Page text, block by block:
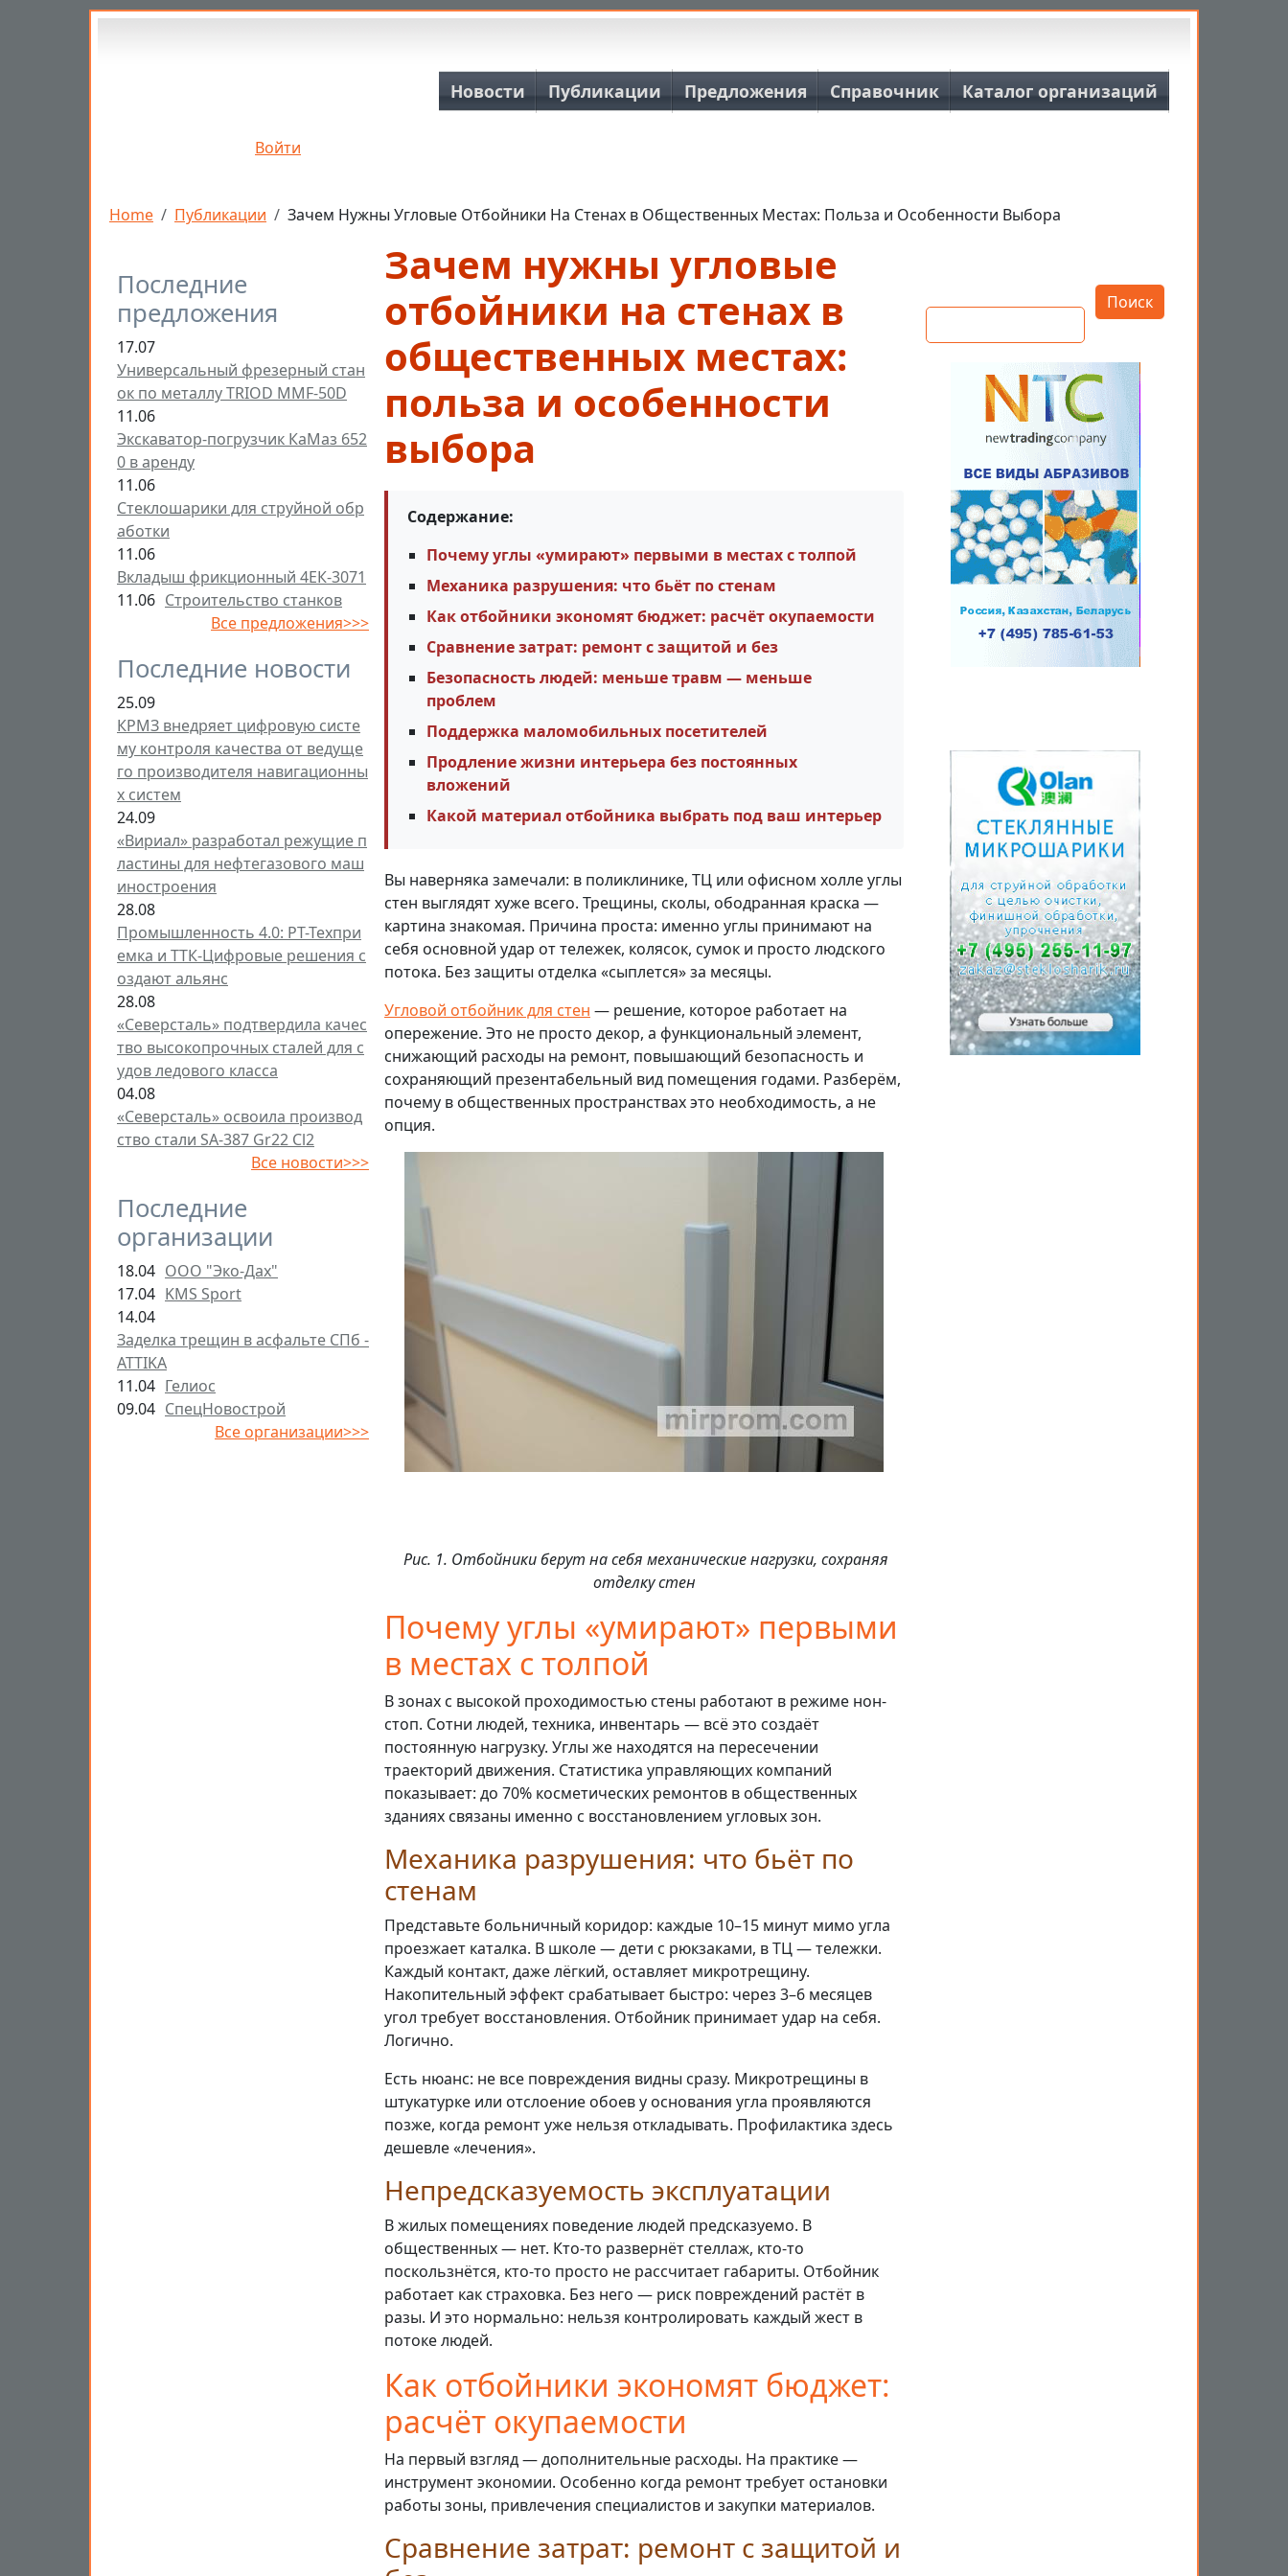
Перейти к основному содержанию
Войти
Основная навигация
Новости Публикации Предложения Справочник Каталог организаций
Строка навигации
Home Публикации Зачем Нужны Угловые Отбойники На Стенах в Общественных Местах: Польза и Особенности Выбора
Последние
предложения
17.07
Универсальный фрезерный стан
ок по металлу TRIOD MMF-50D
11.06
Экскаватор-погрузчик КаМаз 652
0 в аренду
11.06
Стеклошарики для струйной обр
аботки
11.06
Вкладыш фрикционный 4ЕК-3071
11.06 Строительство станков
Все предложения>>>
Последние новости
25.09
КРМЗ внедряет цифровую систе
му контроля качества от ведуще
го производителя навигационны
х систем
24.09
«Вириал» разработал режущие п
ластины для нефтегазового маш
иностроения
28.08
Промышленность 4.0: РТ-Техпри
емка и ТТК-Цифровые решения с
оздают альянс
28.08
«Северсталь» подтвердила качес
тво высокопрочных сталей для с
удов ледового класса
04.08
«Северсталь» освоила производ
ство стали SA-387 Gr22 Cl2
Все новости>>>
Последние
организации
18.04 ООО "Эко-Дах"
17.04 KMS Sport
14.04
Заделка трещин в асфальте СПб -
ATTIKA
11.04 Гелиос
09.04 СпецНовострой
Все организации>>>
Зачем нужны угловые
отбойники на стенах в
общественных местах:
польза и особенности
выбора
Содержание:
Почему углы «умирают» первыми в местах с толпой
Механика разрушения: что бьёт по стенам
Как отбойники экономят бюджет: расчёт окупаемости
Сравнение затрат: ремонт с защитой и без
Безопасность людей: меньше травм — меньше
проблем
Поддержка маломобильных посетителей
Продление жизни интерьера без постоянных
вложений
Какой материал отбойника выбрать под ваш интерьер
Вы наверняка замечали: в поликлинике, ТЦ или офисном холле углы
стен выглядят хуже всего. Трещины, сколы, ободранная краска —
картина знакомая. Причина проста: именно углы принимают на
себя основной удар от тележек, колясок, сумок и просто людского
потока. Без защиты отделка «сыплется» за месяцы.
Угловой отбойник для стен — решение, которое работает на
опережение. Это не просто декор, а функциональный элемент,
снижающий расходы на ремонт, повышающий безопасность и
сохраняющий презентабельный вид помещения годами. Разберём,
почему в общественных пространствах это необходимость, а не
опция.
Рис. 1. Отбойники берут на себя механические нагрузки, сохраняя
отделку стен
Почему углы «умирают» первыми
в местах с толпой
В зонах с высокой проходимостью стены работают в режиме нон-
стоп. Сотни людей, техника, инвентарь — всё это создаёт
постоянную нагрузку. Углы же находятся на пересечении
траекторий движения. Статистика управляющих компаний
показывает: до 70% косметических ремонтов в общественных
зданиях связаны именно с восстановлением угловых зон.
Механика разрушения: что бьёт по
стенам
Представьте больничный коридор: каждые 10–15 минут мимо угла
проезжает каталка. В школе — дети с рюкзаками, в ТЦ — тележки.
Каждый контакт, даже лёгкий, оставляет микротрещину.
Накопительный эффект срабатывает быстро: через 3–6 месяцев
угол требует восстановления. Отбойник принимает удар на себя.
Логично.
Есть нюанс: не все повреждения видны сразу. Микротрещины в
штукатурке или отслоение обоев у основания угла проявляются
позже, когда ремонт уже нельзя откладывать. Профилактика здесь
дешевле «лечения».
Непредсказуемость эксплуатации
В жилых помещениях поведение людей предсказуемо. В
общественных — нет. Кто-то развернёт стеллаж, кто-то
поскользнётся, кто-то просто не рассчитает габариты. Отбойник
работает как страховка. Без него — риск повреждений растёт в
разы. И это нормально: нельзя контролировать каждый жест в
потоке людей.
Как отбойники экономят бюджет:
расчёт окупаемости
На первый взгляд — дополнительные расходы. На практике —
инструмент экономии. Особенно когда ремонт требует остановки
работы зоны, привлечения специалистов и закупки материалов.
Сравнение затрат: ремонт с защитой и